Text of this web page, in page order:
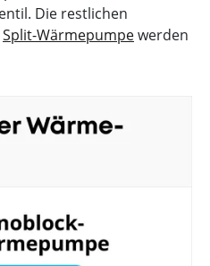
Die restlichen
Split-Wärmepumpewerden